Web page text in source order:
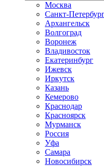
Москва
Санкт-
Архангельск
Волгоград
Воронеж
Владивосток
Екатеринбург
Ижевск
Иркутск
Казань
Кемерово
Краснодар
Красноярск
Мурманск
Россия
Уфа
Самара
Новосибирск